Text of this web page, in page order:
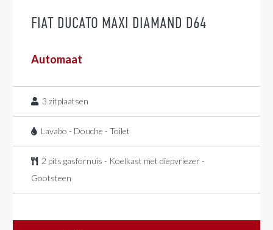
FIAT DUCATO MAXI DIAMAND D64
Automaat
3 zitplaatsen
Lavabo - Douche - Toilet
2 pits gasfornuis - Koelkast met diepvriezer -
Gootsteen